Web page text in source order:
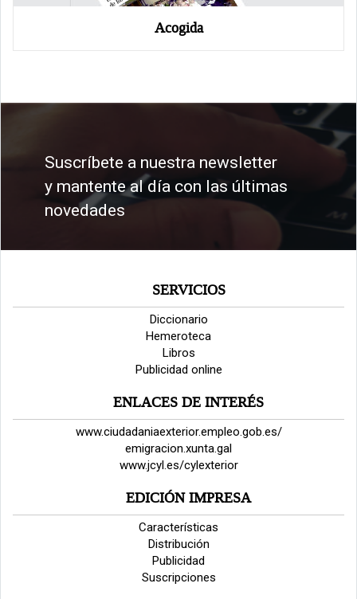
Acogida
Suscríbete a nuestra newsletter
y mantente al día con las últimas
novedades
SERVICIOS
Diccionario
Hemeroteca
Libros
Publicidad online
ENLACES DE INTERÉS
www.ciudadaniaexterior.empleo.gob.es/
emigracion.xunta.gal
www.jcyl.es/cylexterior
EDICIÓN IMPRESA
Características
Distribución
Publicidad
Suscripciones